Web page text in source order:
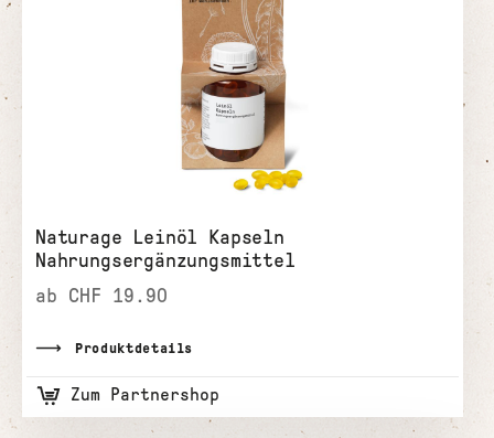
Naturage Leinöl Kapseln
Nahrungsergänzungsmittel
ab CHF 19.90
Produktdetails
Zum Partnershop